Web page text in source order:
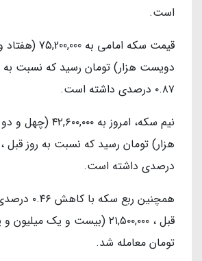
است.
قیمت سکه امامی
دویست هزار) تومان رسید که نسبت
۰.۸۷ درصدی داشته است.
نیم سکه، امروز به
درصدی داشته است.
همچنین ربع
قبل ، ۲۱,۵۰۰,۰۰۰ (بیست و یک
تومان معامله شد.